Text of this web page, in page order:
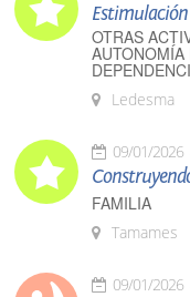
OTRAS
AUTONOMÍA
Ledesma
09/01/2026
FAMILIA
Tamames
09/01/2026